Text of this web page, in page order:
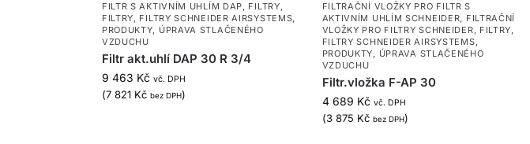
FILTR S AKTIVNÍM UHLÍM DAP, FILTRY,
FILTRY, FILTRY SCHNEIDER AIRSYSTEMS,
PRODUKTY, ÚPRAVA STLAČENÉHO
VZDUCHU
Filtr akt.uhlí DAP 30 R 3/4
9 463 Kč vč. DPH
(7 821 Kč bez DPH)
FILTRAČNÍ VLOŽKY PRO FILTR S
AKTIVNÍM UHLÍM SCHNEIDER, FILTRAČNÍ
VLOŽKY PRO FILTRY SCHNEIDER, FILTRY,
FILTRY SCHNEIDER AIRSYSTEMS,
PRODUKTY, ÚPRAVA STLAČENÉHO
VZDUCHU
Filtr.vložka F-AP 30
4 689 Kč vč. DPH
(3 875 Kč bez DPH)